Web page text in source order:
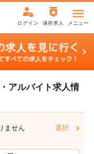
ログイン 保存求人 メニュー
アルバイト求人情
ません 選択